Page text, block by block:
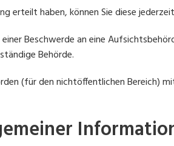
erteilt haben, können Sie diese
Beschwerde an eine
Behörde.
(für den nichtöffentlichen Bereich)